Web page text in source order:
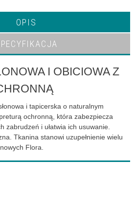
OPIS
I OBICIOWA Z
i tapicerska o naturalnym
ochronną, która zabezpiecza
zabrudzeń i ułatwia ich usuwanie.
Tkanina stanowi uzupełnienie wielu
Flora.